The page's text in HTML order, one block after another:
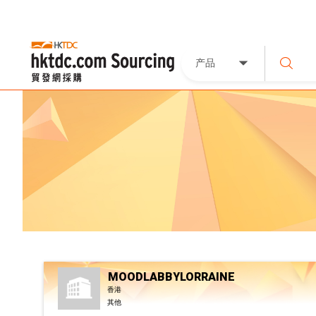
产品
MOODLABBYLORRAINE
香港
其他